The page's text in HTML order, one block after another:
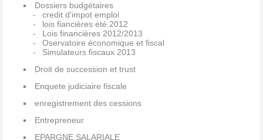
Dossiers budgétaires
credit d'impot emploi
lois fiancières été 2012
Lois financières 2012/2013
Oservatoire économique et fiscal
Simulateurs fiscaux 2013
Droit de succession et trust
Enquete judiciaire fiscale
enregistrement des cessions
Entrepreneur
EPARGNE SALARIALE